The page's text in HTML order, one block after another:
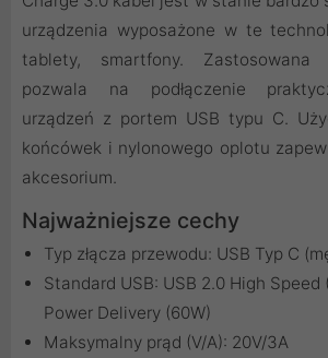
urządzenia wyposażone w te
tablety, smartfony. Zastosowana
pozwala na podłączenie
urządzeń z portem USB typu C.
końcówek i nylonowego oplotu
akcesorium.
Najważniejsze cechy
Typ złącza przewodu: USB Typ C
Standard USB: USB 2.0 High
Power Delivery (60W)
Maksymalny prąd (V/A): 20V/3A